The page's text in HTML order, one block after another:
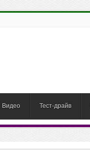
Видео Тест-драйв